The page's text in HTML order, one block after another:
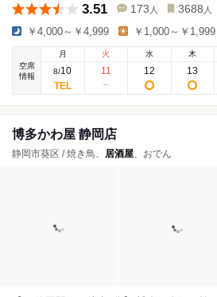
3.51 173 人 3688 人
￥4,000～￥4,999 ￥1,000～￥1,999
空席
情報
月
8/10
火
11
水
12
木
13
博多かわ屋 静岡店
静岡市葵区 / 焼き鳥、 居酒屋、おでん